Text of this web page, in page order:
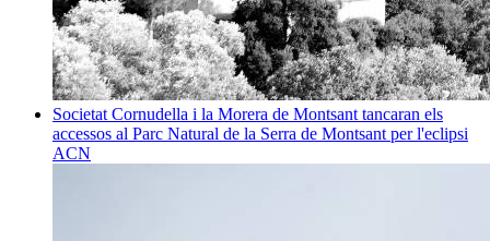
Societat Cornudella i la Morera de Montsant tancaran els
accessos al Parc Natural de la Serra de Montsant per l'eclipsi
ACN